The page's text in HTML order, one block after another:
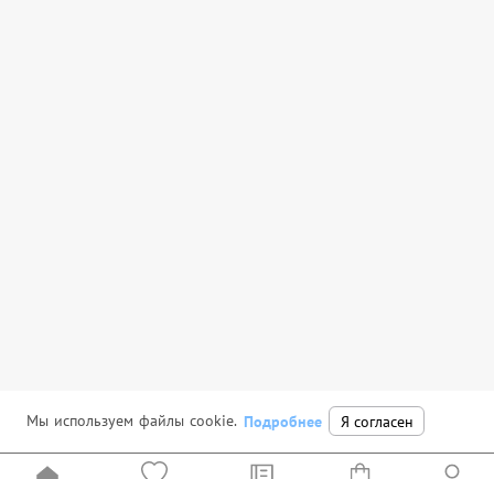
Мы используем файлы cookie. Подробнее Я согласен